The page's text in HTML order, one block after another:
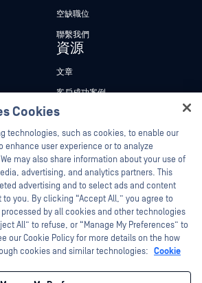
空缺職位
聯繫我們
資源
文章
客戶成功案例
新聞稿
新聞報導
網路研討會
產品型錄
白皮書
免費工具
。OPSWAT、MetaDefender、Metascan、
Cookies
technologies, such as cookies, to enable our
user experience or to analyze
may also share information about your use of
advertising, and analytics partners. This
advertising and to select ads and content
you. By clicking “Accept All,” you agree to
by all cookies and other technologies
All” to refuse, or “Manage My Preferences” to
our Cookie Policy for more details on the how
cookies and similar technologies: Cookie
there!
Ozzy, your OPSWAT virtual assistant.
How can I help you secure what's critical